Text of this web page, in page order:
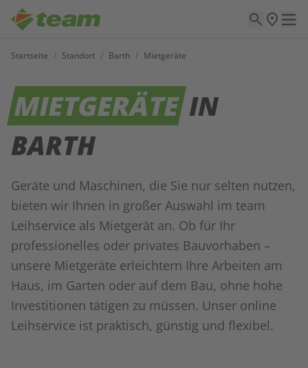
Startseite / Standort / Barth / Mietgeräte
MIETGERÄTEIN
BARTH
Geräte und Maschinen, die Sie nur selten nutzen,
bieten wir Ihnen in großer Auswahl im team
Leihservice als Mietgerät an. Ob für Ihr
professionelles oder privates Bauvorhaben –
unsere Mietgeräte erleichtern Ihre Arbeiten am
Haus, im Garten oder auf dem Bau, ohne hohe
Investitionen tätigen zu müssen. Unser online
Leihservice ist praktisch, günstig und flexibel.